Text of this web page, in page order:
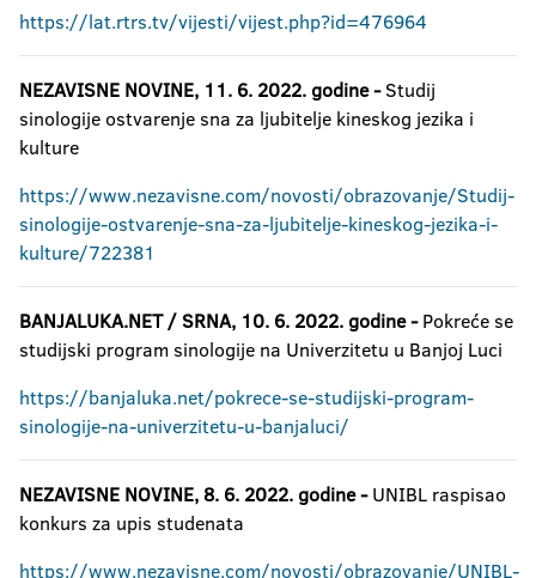
https://lat.rtrs.tv/vijesti/vijest.php?id=476964
NEZAVISNE NOVINE, 11. 6. 2022. godine -Studij
sinologije ostvarenje sna za ljubitelje kineskog jezika i
kulture
https://www.nezavisne.com/novosti/obrazovanje/Studij-
sinologije-ostvarenje-sna-za-ljubitelje-kineskog-jezika-i-
kulture/722381
BANJALUKA.NET/SRNA, 10. 6. 2022. godine -Pokreće se
studijski program sinologije na Univerzitetu u Banjoj Luci
https://banjaluka.net/pokrece-se-studijski-program-
sinologije-na-univerzitetu-u-banjaluci/
NEZAVISNE NOVINE, 8. 6. 2022. godine -UNIBL raspisao
konkurs za upis studenata
https://www.nezavisne.com/novosti/obrazovanje/UNIBL-